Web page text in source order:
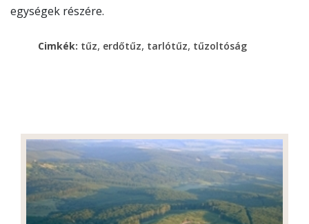
egységek részére.
Cimkék: tűz, erdőtűz, tarlótűz, tűzoltóság